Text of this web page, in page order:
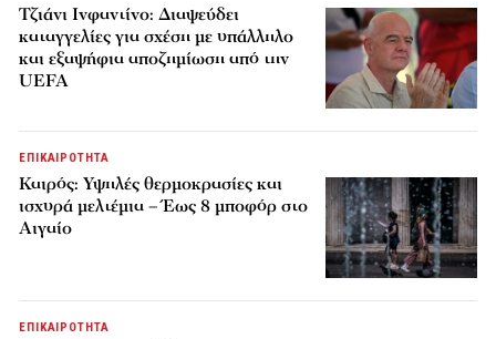
Τζιάνι Ινφαντίνο: Διαψεύδει
καταγγελίες για σχέση με υπάλληλο
και εξαψήφια αποζημίωση από την
UEFA
ΕΠΙΚΑΙΡΟΤΗΤΑ
Καιρός: Υψηλές θερμοκρασίες και
ισχυρά μελτέμια – Έως 8 μποφόρ στο
Αιγαίο
ΕΠΙΚΑΙΡΟΤΗΤΑ